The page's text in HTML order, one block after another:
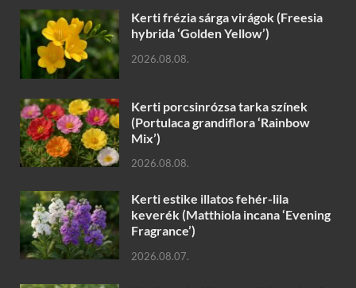
Kerti frézia sárga virágok (Freesia
hybrida ‘Golden Yellow’)
2026.08.08.
Kerti porcsinrózsa tarka színek
(Portulaca grandiflora ‘Rainbow
Mix’)
2026.08.08.
Kerti estike illatos fehér-lila
keverék (Matthiola incana ‘Evening
Fragrance’)
2026.08.07.